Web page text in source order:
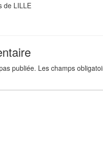
de LILLE
publiée. Les champs